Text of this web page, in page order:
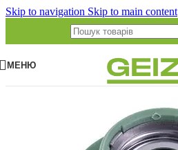
Skip to navigation Skip to main content
МЕНЮ